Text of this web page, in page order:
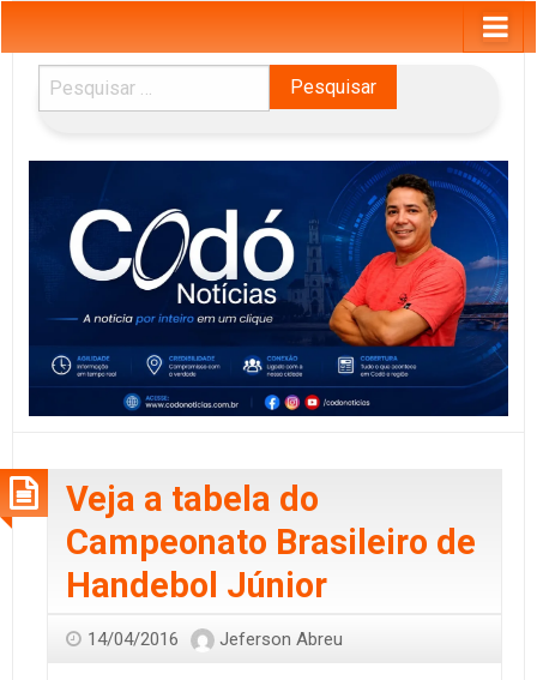
Pesquisar
por:
Veja a tabela do
Campeonato Brasileiro de
Handebol Júnior
14/04/2016 Jeferson Abreu